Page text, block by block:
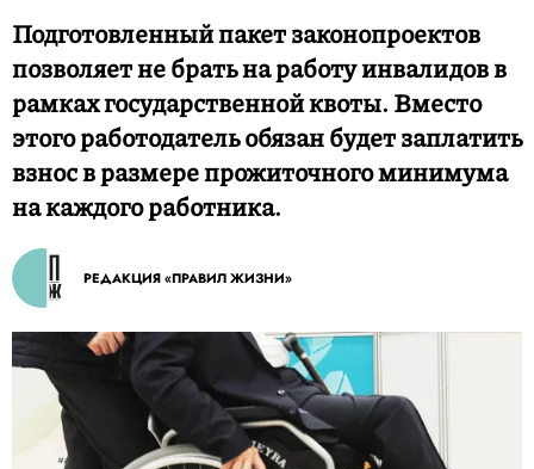
Подготовленный пакет законопроектов
позволяет не брать на работу инвалидов в
рамках государственной квоты. Вместо
этого работодатель обязан будет заплатить
взнос в размере прожиточного минимума
на каждого работника.
РЕДАКЦИЯ «ПРАВИЛ ЖИЗНИ»